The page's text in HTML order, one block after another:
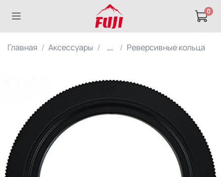
0
Главная Аксессуары ... Реверсивные кольца